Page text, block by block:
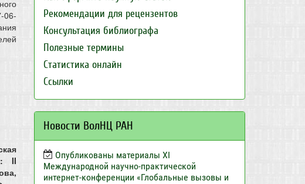
06-
: II
Рекомендации для рецензентов
Консультация библиографа
Полезные термины
Статистика онлайн
Ссылки
Новости ВолНЦ РАН
Опубликованы материалы XI
Международной научно-практической
интернет-конференции «Глобальные вызовы и